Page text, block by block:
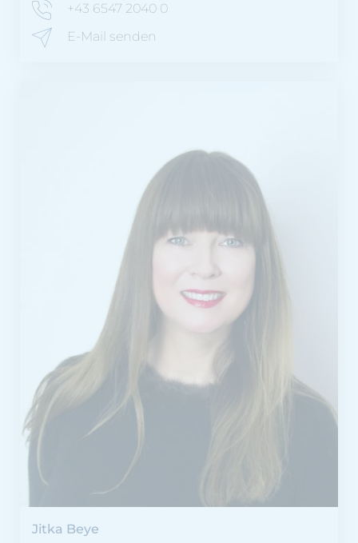
+43 6547 2040 0
E-Mail senden
Jitka Beye